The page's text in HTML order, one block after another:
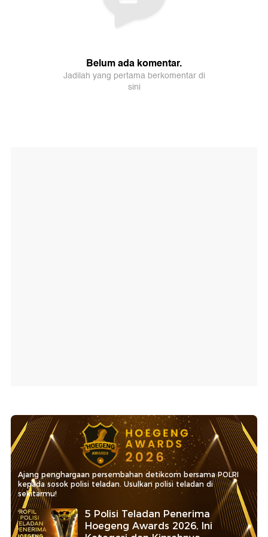
Ajang penghargaan persembahan detikcom bersama POLRI
kepada sosok polisi teladan. Usulkan polisi teladan di
sekitarmu!
5 Polisi Teladan Penerima
Hoegeng Awards 2026, Ini